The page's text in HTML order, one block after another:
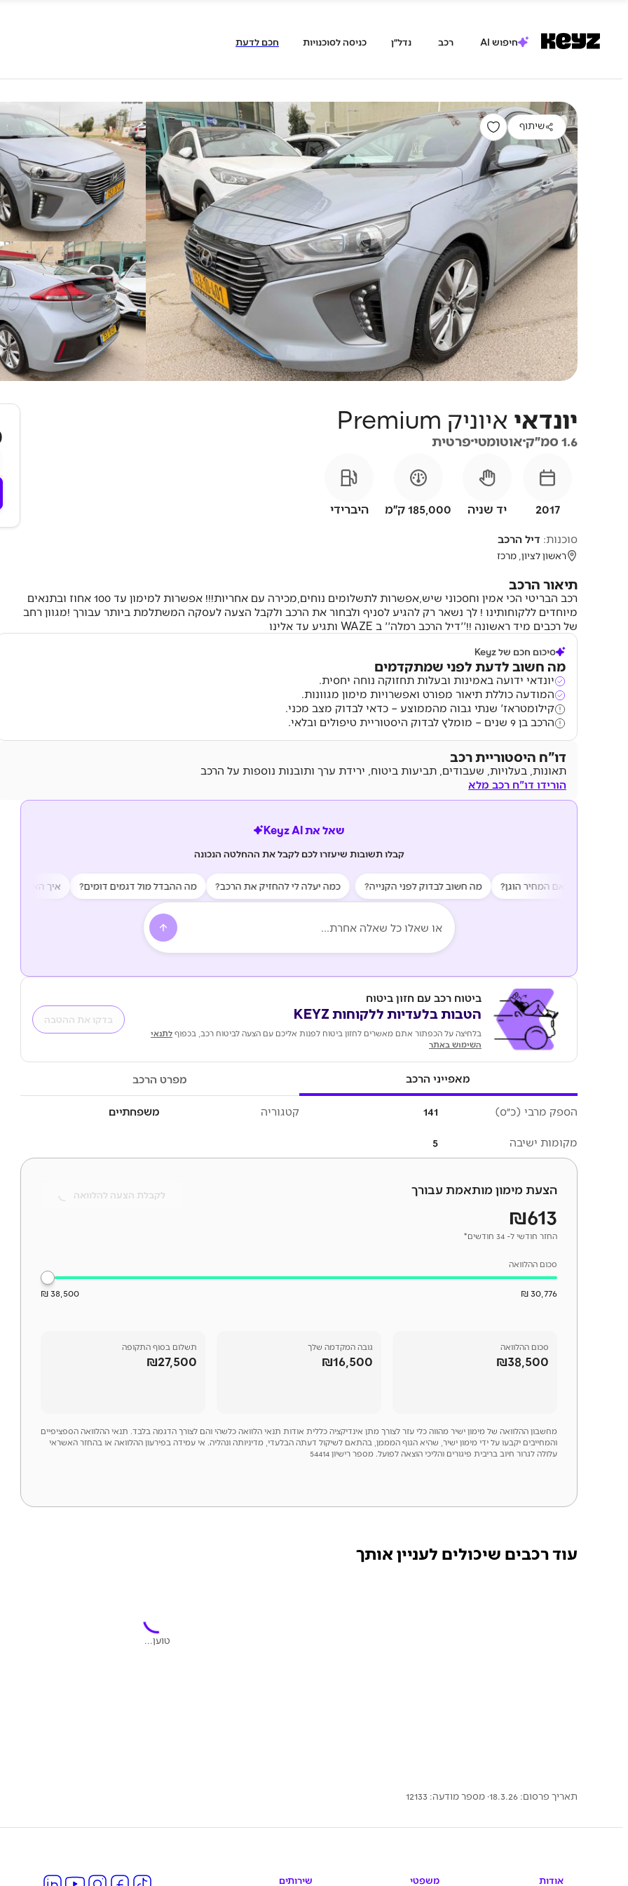
חיפוש AI רכב נדל״ן כניסה לסוכנויות חכם לדעת
שיתוף
יונדאי איוניק
1.6 סמ״ק אוטומטי פרטית
2017 יד שניה 185,000 ק״מ היברידי
סוכנות: דיל הרכב
ראשון לציון, מרכז
תיאור הרכב
של רכבים מיד ראשונה !!''דיל הרכב רמלה'' ב WAZE ותגיע עד אלינו
סיכום חכם של Keyz
מה חשוב לדעת לפני שמתקדמים
יונדאי ידועה באמינות ובעלות תחזוקה נוחה יחסית.
המודעה כוללת תיאור מפורט ואפשרויות מימון מגוונות.
קילומטראז' שנתי גבוה מהממוצע – כדאי לבדוק מצב מכני.
הרכב בן 9 שנים – מומלץ לבדוק היסטוריית טיפולים ובלאי.
דו"ח היסטוריית רכב
תאונות, בעלויות, שעבודים, תביעות ביטוח, ירידת ערך ותובנות נוספות על הרכב
הורידו דו"ח רכב מלא
שאל את Keyz AI
קבלו תשובות שיעזרו לכם לקבל את ההחלטה הנכונה
האם המחיר הוגן? מה חשוב לבדוק לפני הקנייה? כמה יעלה לי להחזיק את הרכב? מה ההבדל מול דגמים דומים? איך האמינות של
ביטוח רכב עם חזון ביטוח
הטבות בלעדיות ללקוחות KEYZ בדקו את ההטבה
בלחיצה על הכפתור אתם מאשרים לחזון ביטוח לפנות אליכם עם הצעה לביטוח רכב, בכפוף לתנאי
השימוש באתר
מאפייני הרכב מפרט הרכב
הספק מרבי (כ״ס) 141
מקומות ישיבה 5
קטגוריה משפחתיים
הצעת מימון מותאמת עבורך
₪613
החזר חודשי ל- 34 חודשים*
סכום ההלוואה
30,776 ₪
38,500 ₪
סכום ההלוואה
₪38,500
גובה המקדמה שלך
₪16,500
תשלום בסוף התקופה
₪27,500
לקבלת הצעה להלוואה
מחשבון ההלוואה של מימון ישיר מהווה כלי עזר לצורך מתן אינדיקציה כללית אודות תנאי הלוואה כלשהי והם לצורך הדגמה בלבד. תנאי ההלוואה הספציפיים
והמחייבים יקבעו על ידי מימון ישיר, שהיא הגוף המממן, בהתאם לשיקול דעתה הבלעדי, מדיניותה ונהליה. אי עמידה בפירעון ההלוואה או בהחזר האשראי
עלולה לגרור חיוב בריבית פיגורים והליכי הוצאה לפועל. מספר רישיון 54414
עוד רכבים שיכולים לעניין אותך
טוען...
תאריך פרסום: 18.3.26 · מספר מודעה: 12133
אודות משפטי שירותים